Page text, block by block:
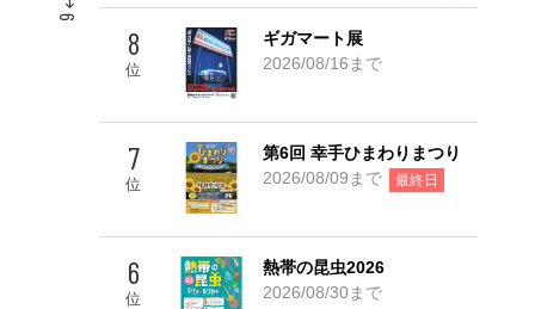
6
8
位
ギガマート展
2026/08/16まで
7
位
第6回 幸手ひまわりまつり
2026/08/09まで 最終日
6
位
熱帯の昆虫2026
2026/08/30まで